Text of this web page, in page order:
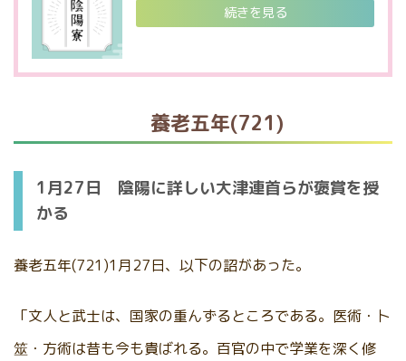
続きを見る
養老五年(721)
1月27日 陰陽に詳しい大津連首らが褒賞を授
かる
養老五年(721)1月27日、以下の詔があった。
「文人と武士は、国家の重んずるところである。医術・卜
筮・方術は昔も今も貴ばれる。百官の中で学業を深く修